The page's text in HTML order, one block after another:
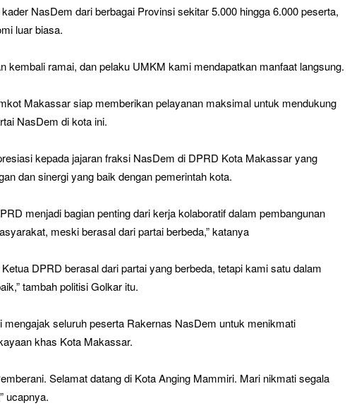
NasDem dari berbagai Provinsi sekitar 5.000 hingga 6.000 peserta,
luar biasa.
kembali ramai, dan pelaku UMKM kami mendapatkan manfaat langsung.
Makassar siap memberikan pelayanan maksimal untuk mendukung
NasDem di kota ini.
kepada jajaran fraksi NasDem di DPRD Kota Makassar yang
dan sinergi yang baik dengan pemerintah kota.
menjadi bagian penting dari kerja kolaboratif dalam pembangunan
meski berasal dari partai berbeda,” katanya
DPRD berasal dari partai yang berbeda, tetapi kami satu dalam
tambah politisi Golkar itu.
mengajak seluruh peserta Rakernas NasDem untuk menikmati
khas Kota Makassar.
Selamat datang di Kota Anging Mammiri. Mari nikmati segala
ucapnya.